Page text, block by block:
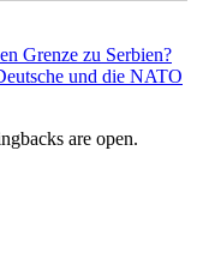
Grenze zu Serbien?
und die NATO
are open.